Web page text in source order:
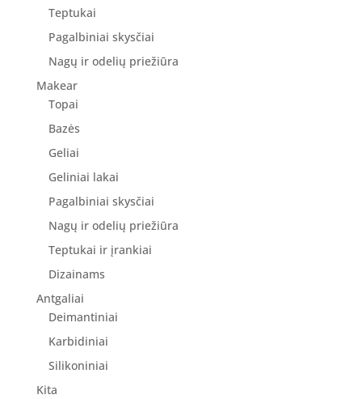
Teptukai
Pagalbiniai skysčiai
Nagų ir odelių priežiūra
Makear
Topai
Bazės
Geliai
Geliniai lakai
Pagalbiniai skysčiai
Nagų ir odelių priežiūra
Teptukai ir įrankiai
Dizainams
Antgaliai
Deimantiniai
Karbidiniai
Silikoniniai
Kita